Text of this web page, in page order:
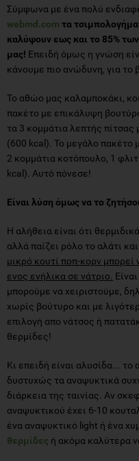
Σύμφωνα με ένα πολύ
webmd.com τα
καλύψουν εως και το 85%
μας! Επειδή όμως η γνώση
κάνουμε πιο ανώδυνη, για το
Το αθώο μας καλαμποκάκι,
πακέτο με επικάλυψη
τα 3 κομμάτια λεπτής πίτσας
(600 kcal). Το μεγάλο πακέτο
2 κομμάτια κοτόπουλο, 1
kcal). Αυτό πόνεσε!
Είναι λύση όμως να το
Η αλήθεια είναι ότι
αλλά παίζει ρόλο το αλάτι
μικρό κουτί ποπ-κορν μπορεί
ενος ενήλικα σε νάτριο.
μπορούμε να χειριστούμε,
χωρίς βούτυρο και με
επιλογή απο νάτσος ή
θερμίδες!
Κι επειδή είναι αλυσίδα...
δυστυχώς τα αναψυκτικά
διάρκεια της ταινίας. Αν
αναψυκτικού έχει 6-10
ένα αναψυκτικό light ή ένα
θερμίδες ή ακόμα καλύτερα